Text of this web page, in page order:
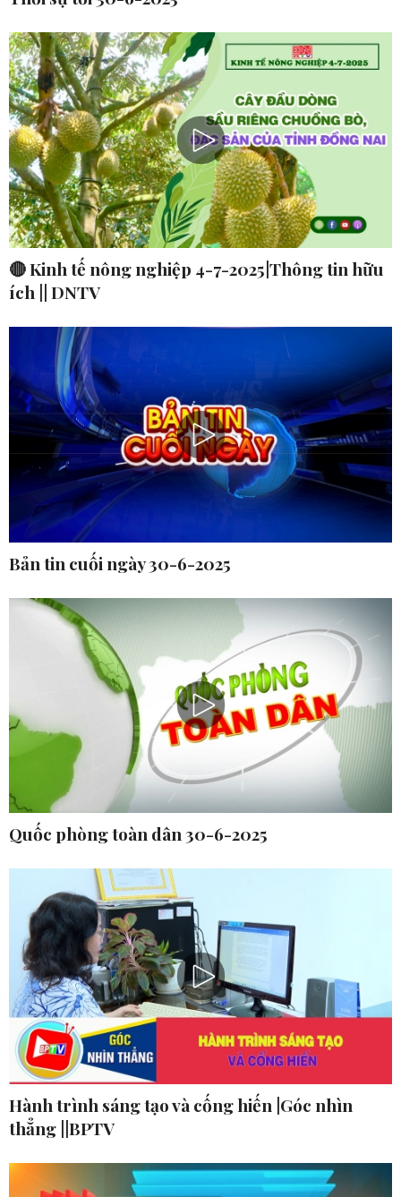
🔴 Kinh tế nông nghiệp 4-7-2025|Thông tin hữu
ích || DNTV
Bản tin cuối ngày 30-6-2025
Quốc phòng toàn dân 30-6-2025
Hành trình sáng tạo và cống hiến |Góc nhìn
thẳng ||BPTV